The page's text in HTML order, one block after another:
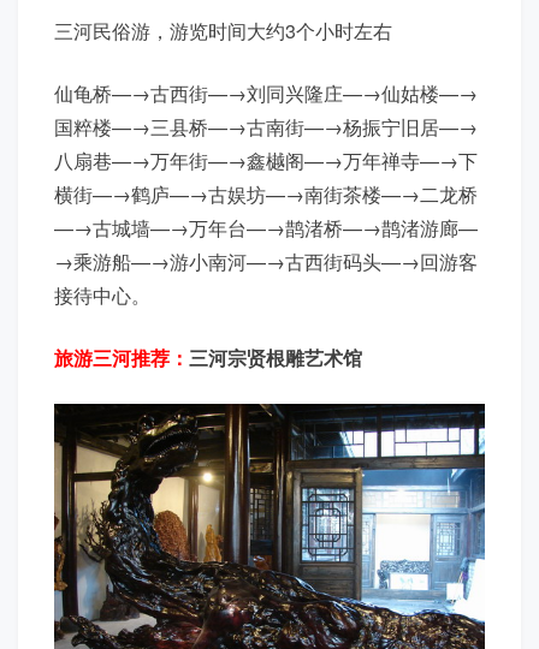
三河民俗游，游览时间大约3个小时左右
仙龟桥—→古西街—→刘同兴隆庄—→仙姑楼—→
国粹楼—→三县桥—→古南街—→杨振宁旧居—→
八扇巷—→万年街—→鑫樾阁—→万年禅寺—→下
横街—→鹤庐—→古娱坊—→南街茶楼—→二龙桥
—→古城墙—→万年台—→鹊渚桥—→鹊渚游廊—
→乘游船—→游小南河—→古西街码头—→回游客
接待中心。
旅游三河推荐： 三河宗贤根雕艺术馆